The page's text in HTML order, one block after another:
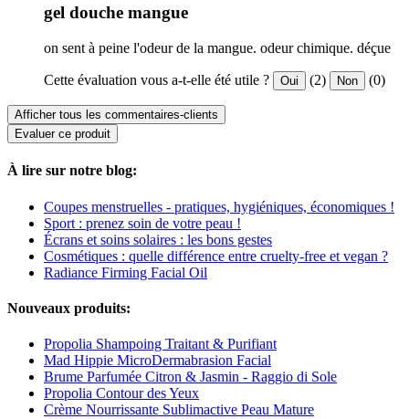
gel douche mangue
on sent à peine l'odeur de la mangue. odeur chimique. déçue
Cette évaluation vous a-t-elle été utile ? Oui (2) Non (0)
Afficher tous les commentaires-clients
Evaluer ce produit
À lire sur notre blog:
Coupes menstruelles - pratiques, hygiéniques, économiques !
Sport : prenez soin de votre peau !
Écrans et soins solaires : les bons gestes
Cosmétiques : quelle différence entre cruelty-free et vegan ?
Radiance Firming Facial Oil
Nouveaux produits:
Propolia Shampoing Traitant & Purifiant
Mad Hippie MicroDermabrasion Facial
Brume Parfumée Citron & Jasmin - Raggio di Sole
Propolia Contour des Yeux
Crème Nourrissante Sublimactive Peau Mature